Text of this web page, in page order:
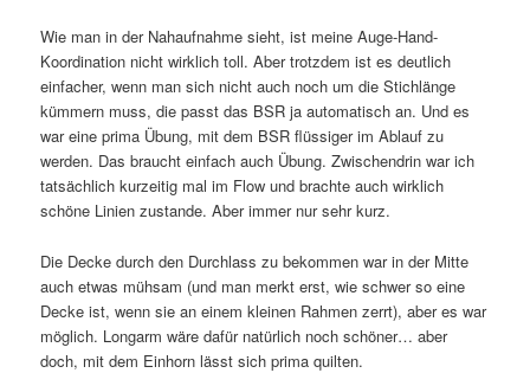
Wie man in der Nahaufnahme sieht, ist meine Auge-Hand-
Koordination nicht wirklich toll. Aber trotzdem ist es deutlich
einfacher, wenn man sich nicht auch noch um die Stichlänge
kümmern muss, die passt das BSR ja automatisch an. Und es
war eine prima Übung, mit dem BSR flüssiger im Ablauf zu
werden. Das braucht einfach auch Übung. Zwischendrin war ich
tatsächlich kurzeitig mal im Flow und brachte auch wirklich
schöne Linien zustande. Aber immer nur sehr kurz.
Die Decke durch den Durchlass zu bekommen war in der Mitte
auch etwas mühsam (und man merkt erst, wie schwer so eine
Decke ist, wenn sie an einem kleinen Rahmen zerrt), aber es war
möglich. Longarm wäre dafür natürlich noch schöner… aber
doch, mit dem Einhorn lässt sich prima quilten.